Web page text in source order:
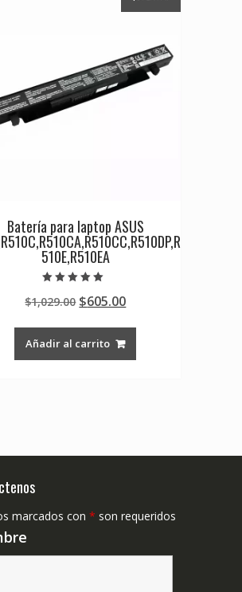
Batería para laptop ASUS
510E,R510EA
5.00
de 5
$1,029.00 Original
was:
$1,029.00.
$605.00Current
Añadir al carrito
marcados con * son requeridos